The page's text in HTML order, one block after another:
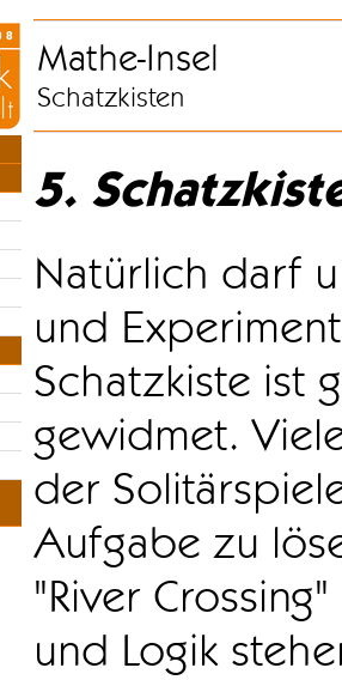
Mathe-Insel
Schatzkisten
5.
Natürlich darf
und
Schatzkiste ist
gewidmet.
der
Aufgabe zu
"River
und Logik